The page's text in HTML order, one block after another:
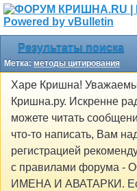
Результаты поиска
Метка: методы цитирования
Харе Кришна!
Кришна.ру. Искренне
можете читать
что-то написать, Вам
регистрацией
с правилами форума
ИМЕНА И АВАТАРКИ.